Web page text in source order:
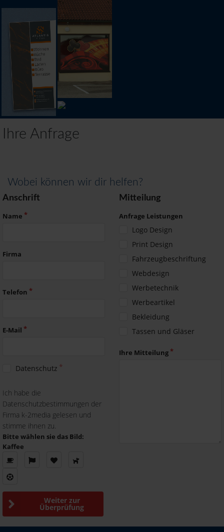
Ihre Anfrage
Wobei können wir dir helfen?
Anschrift
Name
Firma
Telefon
E-Mail
Datenschutz
Ich habe die
Datenschutzbestimmungen der
Firma k-2media gelesen und
stimme ihnen zu.
Bitte wählen sie das Bild:
Kaffee
Weiter zur
Überprüfung
Mitteilung
Anfrage Leistungen
Logo Design
Print Design
Fahrzeugbeschriftung
Webdesign
Werbetechnik
Werbeartikel
Bekleidung
Tassen und Gläser
Ihre Mitteilung